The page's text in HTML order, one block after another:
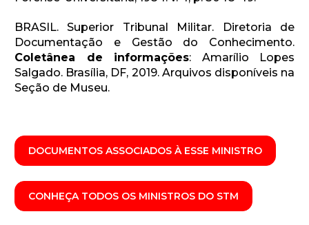
BRASIL. Superior Tribunal Militar. Diretoria de
Documentação e Gestão do Conhecimento.
Coletânea de informações: Amarílio Lopes
Salgado. Brasília, DF, 2019. Arquivos disponíveis na
Seção de Museu.
DOCUMENTOS ASSOCIADOS À ESSE MINISTRO
CONHEÇA TODOS OS MINISTROS DO STM